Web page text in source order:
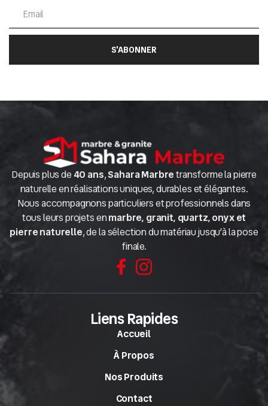
S'ABONNER
Depuis plus de 40 ans,Sahara Marbretransforme la pierre
naturelle en réalisations uniques, durables et élégantes.
Nous accompagnons particuliers et professionnels dans
tous leurs projets enmarbre, granit, quartz, onyx et
pierre naturelle, de la sélection du matériau jusqu’à la pose
finale.
Liens Rapides
Accueil
À Propos
Nos Produits
Contact